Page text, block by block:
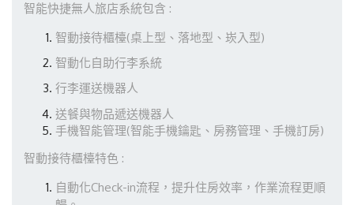
智能快捷無人旅店系統包含 :
智動接待櫃檯(桌上型、落地型、崁入型)
智動化自助行李系統
行李運送機器人
送餐與物品遞送機器人
手機智能管理(智能手機鑰匙、房務管理、手機訂房)
智動接待櫃檯特色 :
自動化Check-in流程，提升住房效率，作業流程更順